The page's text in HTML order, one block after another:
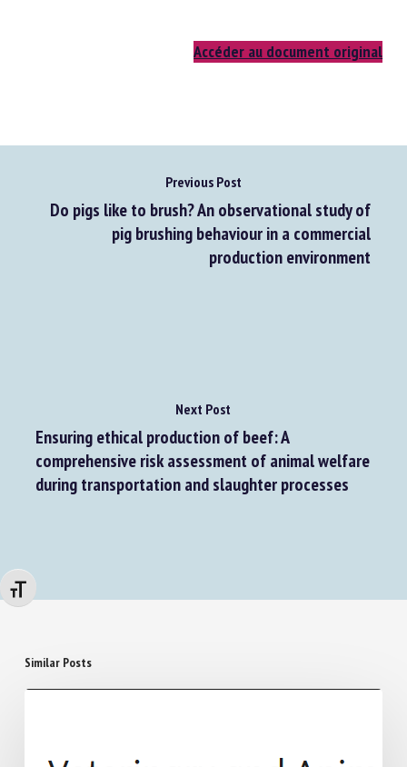
Changer la taille de la police
Previous Post
Do pigs like to brush? An observational study of
pig brushing behaviour in a commercial
Next Post
Ensuring ethical production of beef: A
comprehensive risk assessment of animal welfare